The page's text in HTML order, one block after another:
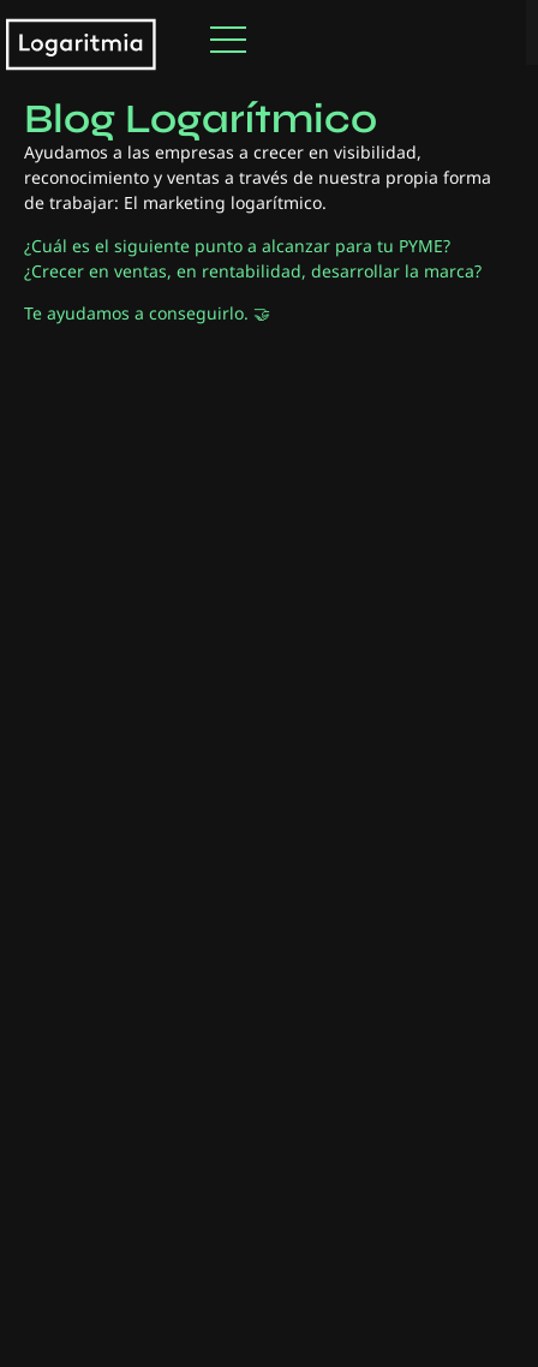
Descubre nuestro
Blog Logarítmico
Ayudamos a las empresas a crecer en visibilidad,
reconocimiento y ventas a través de nuestra propia forma
de trabajar: El marketing logarítmico.
¿Cuál es el siguiente punto a alcanzar para tu PYME?
¿Crecer en ventas, en rentabilidad, desarrollar la marca?
Te ayudamos a conseguirlo. 🤝